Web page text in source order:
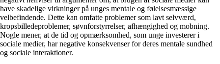
have skadelige virkninger på unges mentale og følelsesmæssige
velbefindende. Dette kan omfatte problemer som lavt selvværd,
kropsbilledeproblemer, søvnforstyrrelser, afhængighed og mobning.
Nogle mener, at de tid og opmærksomhed, som unge investerer i
sociale medier, har negative konsekvenser for deres mentale sundhed
og sociale interaktioner.